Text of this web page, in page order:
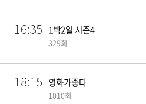
16:35 1박2일 시즌4
329회
18:15 영화가좋다
1010회